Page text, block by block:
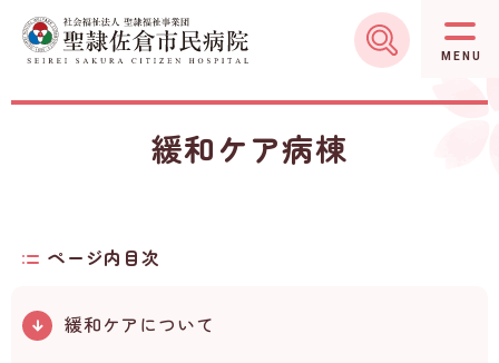
バ
ル
ー
MENU
緩和ケア病棟
ページ内目次
緩和ケアについて